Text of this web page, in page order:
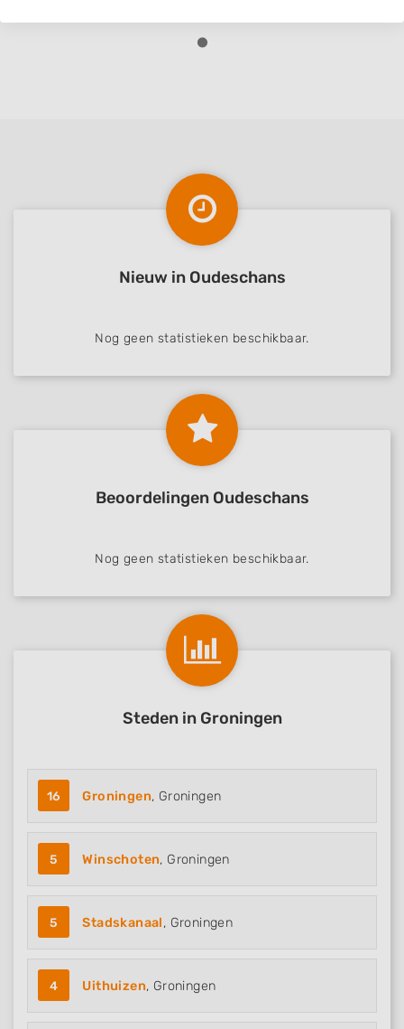
Nieuw in Oudeschans
Nog geen statistieken beschikbaar.
Beoordelingen Oudeschans
Nog geen statistieken beschikbaar.
Steden in Groningen
16 Groningen, Groningen
5 Winschoten, Groningen
5 Stadskanaal, Groningen
4 Uithuizen, Groningen